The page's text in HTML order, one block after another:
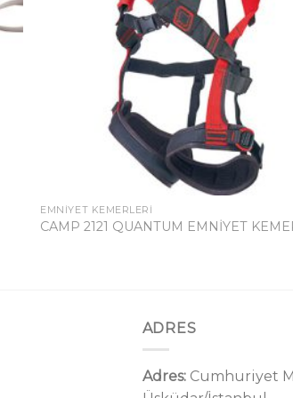
EMNIYET KEMERLERI
CAMP 2121 QUANTUM EMNİYET
ADRES
Adres:Cumhuriyet